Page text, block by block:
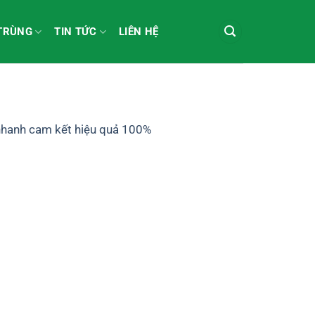
TIN TỨC LIÊN HỆ
cam kết hiệu quả 100%